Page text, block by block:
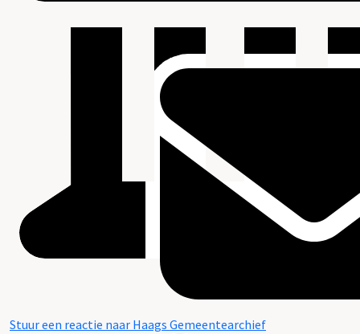
Stuur een reactie naar Haags Gemeentearchief